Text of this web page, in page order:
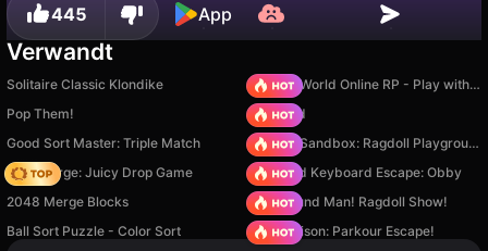
445 App
Verwandt
Solitaire Classic Klondike
Sprunki World Online RP - Play with Friends!
Pop Them!
TB World
Good Sort Master: Triple Match
Sprunki Sandbox: Ragdoll Playground Mode
Fruit Merge: Juicy Drop Game
+1 Speed Keyboard Escape: Obby
2048 Merge Blocks
Playground Man! Ragdoll Show!
Ball Sort Puzzle - Color Sort
Barry Prison: Parkour Escape!